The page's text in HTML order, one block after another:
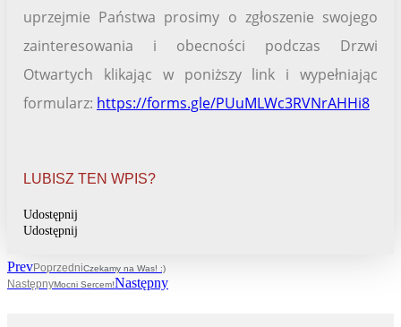
uprzejmie Państwa prosimy o zgłoszenie swojego
zainteresowania i obecności podczas Drzwi
Otwartych klikając w poniższy link i wypełniając
formularz: https://forms.gle/PUuMLWc3RVNrAHHi8
LUBISZ TEN WPIS?
Udostępnij
Udostępnij
PrevPoprzedniCzekamy na Was! :)
NastępnyMocni Sercem!Następny